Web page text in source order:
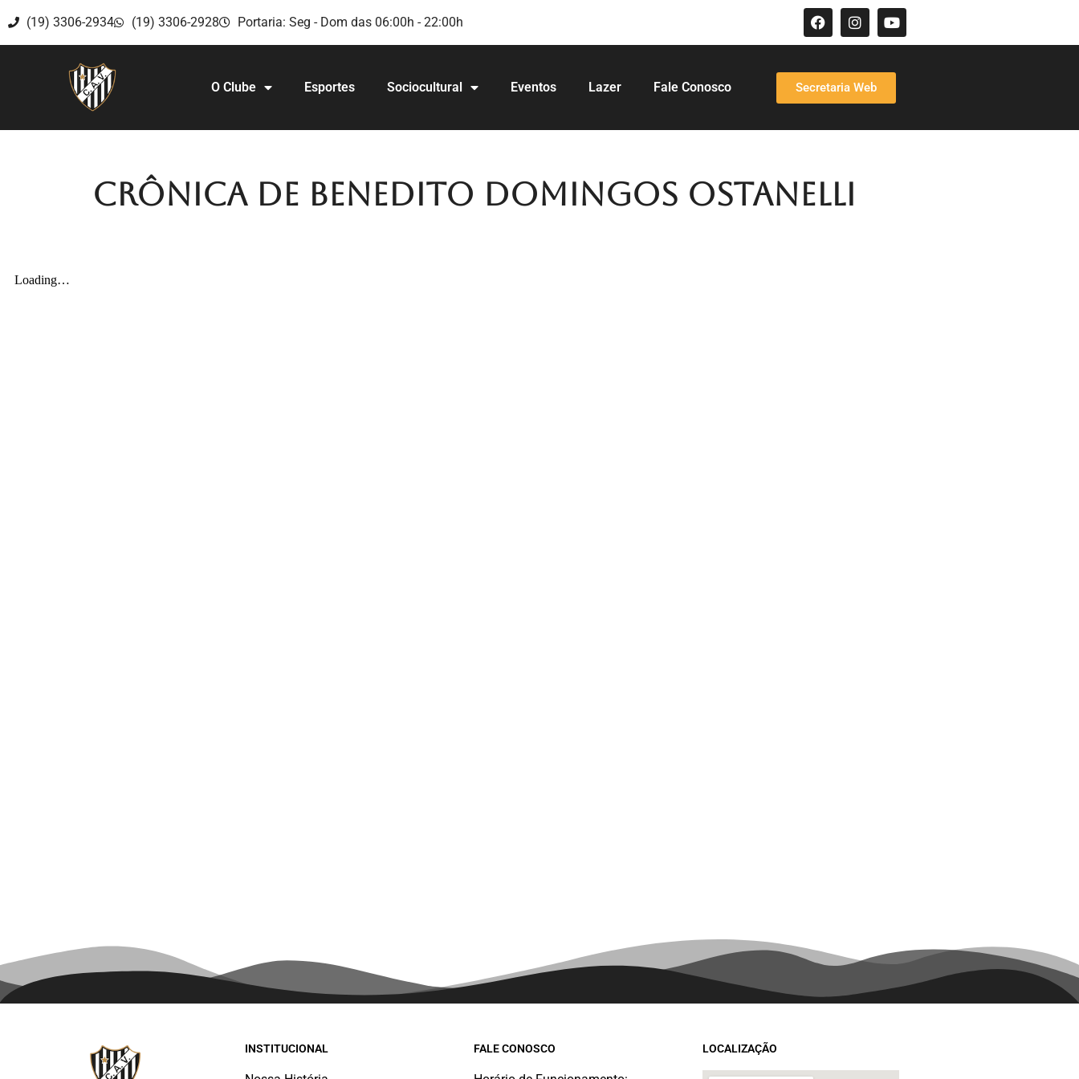
(19) 3306-2934 (19) 3306-2928 Portaria: Seg - Dom das 06:00h - 22:00h
O Clube Esportes Sociocultural Eventos Lazer Fale Conosco Secretaria Web
Crônica de Benedito Domingos Ostanelli
INSTITUCIONAL FALE CONOSCO LOCALIZAÇÃO